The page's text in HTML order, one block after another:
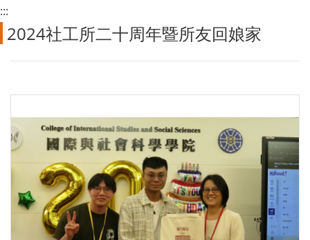
:::
2024社工所二十周年暨所友回娘家